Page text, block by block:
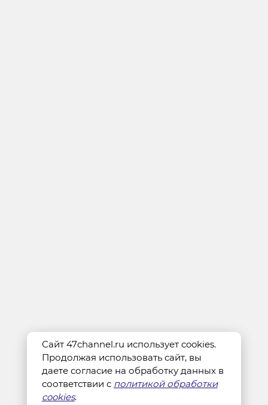
Сайт 47channel.ru использует cookies.
Продолжая использовать сайт, вы
даете согласие на обработку данных в
соответствии с политикой обработки
cookies.